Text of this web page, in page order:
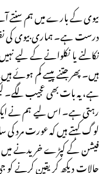
بیوی کے بارے میں ہم سنتے
درست ہے۔ ہماری بیوی کی
نکالنے یا نکلوانے کے لیے
ہیں۔ پھر جتنے پیسے کم ہوئے
ہے، یہ بات بھی عجیب لگے۔
رہتی ہے۔ اس لیے ہم نے
لوگ کہتے ہیں کہ عورت مرد کی
فیشن کے کپڑے خریدنے میں
حالات دیکھ کر یقین کرنے